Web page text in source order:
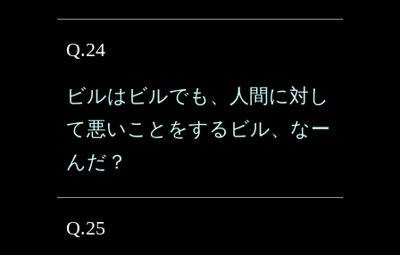
Q.24
ビルはビルでも、人間に対し
て悪いことをするビル、なー
んだ？
Q.25